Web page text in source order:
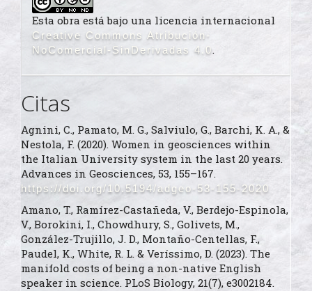
Esta obra está bajo una licencia internacional
Creative Commons Atribución-
NoComercial-SinDerivadas 4.0.
Citas
Agnini, C., Pamato, M. G., Salviulo, G., Barchi, K. A., &
Nestola, F. (2020). Women in geosciences within
the Italian University system in the last 20 years.
Advances in Geosciences, 53, 155–167.
https://doi.org/10.5194/adgeo-53-155-2020
Amano, T., Ramírez-Castañeda, V., Berdejo-Espinola,
V., Borokini, I., Chowdhury, S., Golivets, M.,
González-Trujillo, J. D., Montaño-Centellas, F.,
Paudel, K., White, R. L. & Veríssimo, D. (2023). The
manifold costs of being a non-native English
speaker in science. PLoS Biology, 21(7), e3002184.